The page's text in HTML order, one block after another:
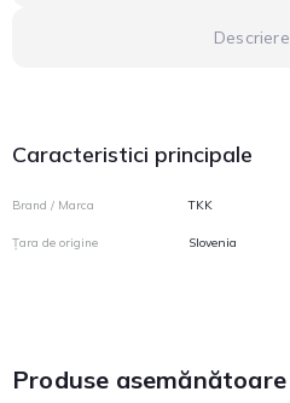
Descriere
Caracteristici principale
Brand / Marca TKK
Țara de origine Slovenia
Produse asemănătoare